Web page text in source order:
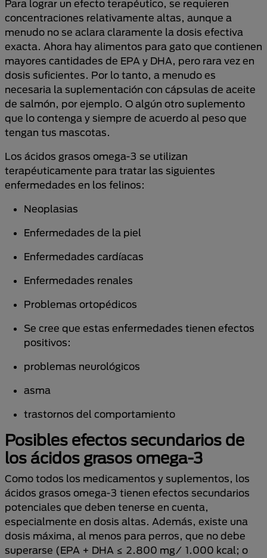
Para lograr un efecto terapéutico, se requieren
concentraciones relativamente altas, aunque a
menudo no se aclara claramente la dosis efectiva
exacta. Ahora hay alimentos para gato que contienen
mayores cantidades de EPA y DHA, pero rara vez en
dosis suficientes. Por lo tanto, a menudo es
necesaria la suplementación con cápsulas de aceite
de salmón, por ejemplo. O algún otro suplemento
que lo contenga y siempre de acuerdo al peso que
tengan tus mascotas.
Los ácidos grasos omega-3 se utilizan
terapéuticamente para tratar las siguientes
enfermedades en los felinos:
Neoplasias
Enfermedades de la piel
Enfermedades cardíacas
Enfermedades renales
Problemas ortopédicos
Se cree que estas enfermedades tienen efectos
positivos:
problemas neurológicos
asma
trastornos del comportamiento
Posibles efectos secundarios de
los ácidos grasos omega-3
Como todos los medicamentos y suplementos, los
ácidos grasos omega-3 tienen efectos secundarios
potenciales que deben tenerse en cuenta,
especialmente en dosis altas. Además, existe una
dosis máxima, al menos para perros, que no debe
superarse (EPA + DHA ≤ 2.800 mg/ 1.000 kcal; o